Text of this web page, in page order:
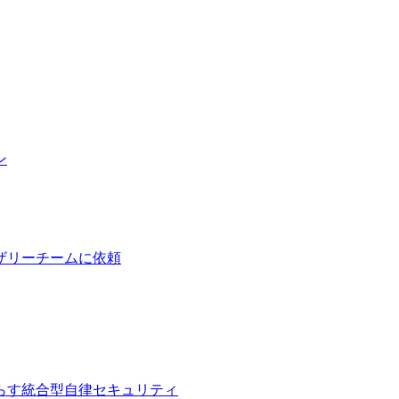
リーチームに依頼
統合型自律セキュリティ